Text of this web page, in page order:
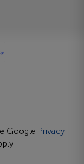
Google Privacy